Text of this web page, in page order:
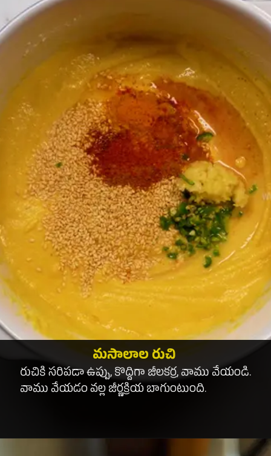
రుచికి సరిపడా ఉప్పు, కొద్దిగా జీలకర్ర, వాము వేయండి.
వాము వేయడం వల్ల జీర్ణక్రియ బాగుంటుంది.
మసాలాల రుచి